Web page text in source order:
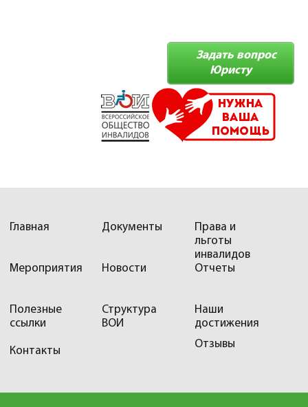
Задать вопрос
Юристу
Главная Документы
Права и
льготы
инвалидов
Мероприятия
Новости Отчеты
Полезные
ссылки
Структура
ВОИ
Наши
достижения
Отзывы
Контакты